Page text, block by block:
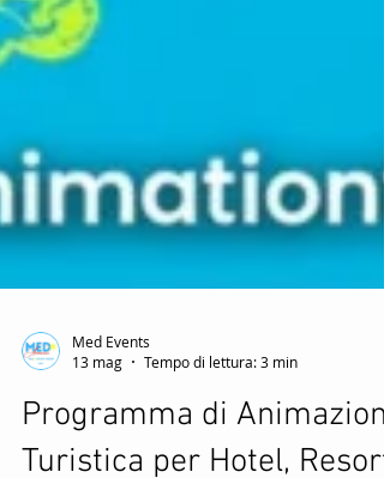
Med Events
13 mag
Tempo di lettura: 3 min